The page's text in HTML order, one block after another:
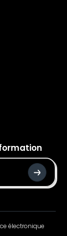
électronique